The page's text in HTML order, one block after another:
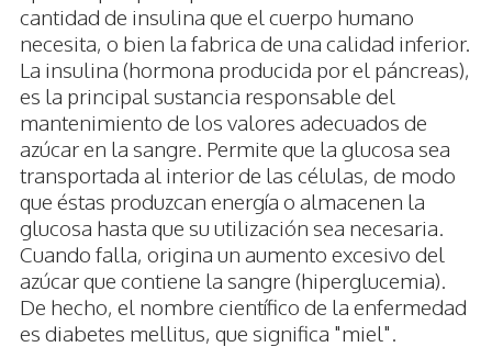
cantidad de insulina que el cuerpo humano
necesita, o bien la fabrica de una calidad inferior.
La insulina (hormona producida por el páncreas),
es la principal sustancia responsable del
mantenimiento de los valores adecuados de
azúcar en la sangre. Permite que la glucosa sea
transportada al interior de las células, de modo
que éstas produzcan energía o almacenen la
glucosa hasta que su utilización sea necesaria.
Cuando falla, origina un aumento excesivo del
azúcar que contiene la sangre (hiperglucemia).
De hecho, el nombre científico de la enfermedad
es diabetes mellitus, que significa "miel".